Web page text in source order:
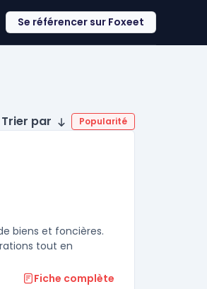
Se référencer sur Foxeet
Trier par Popularité
biens et foncières.
tout en
Fiche complète